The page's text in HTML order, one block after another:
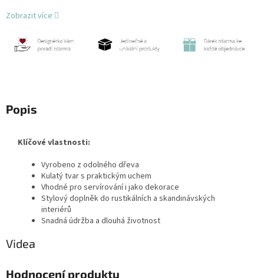
Zobrazit více
Popis
Klíčové vlastnosti:
Vyrobeno z odolného dřeva
Kulatý tvar s praktickým uchem
Vhodné pro servírování i jako dekorace
Stylový doplněk do rustikálních a skandinávských
interiérů
Snadná údržba a dlouhá životnost
Videa
Hodnocení produktu